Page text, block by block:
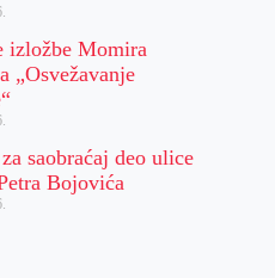
izložbe Momira
„Osvežavanje
saobraćaj deo ulice
Bojovića